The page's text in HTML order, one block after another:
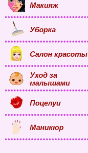
Макияж
Уборка
Салон красоты
Уход за
малышами
Поцелуи
Маникюр